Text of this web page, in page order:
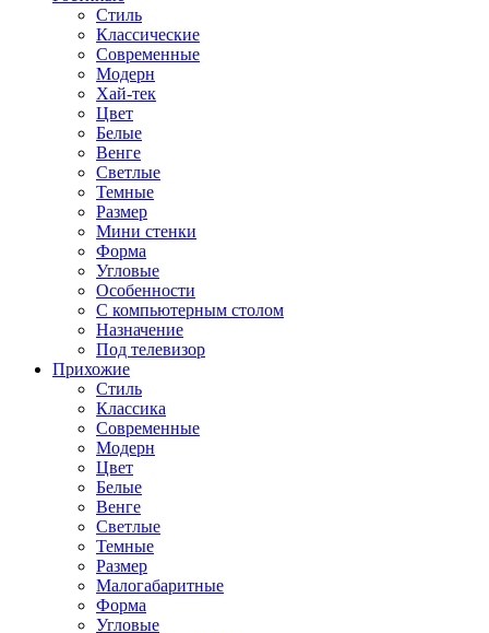
Стиль
Классические
Современные
Модерн
Хай-тек
Цвет
Белые
Венге
Светлые
Темные
Размер
Мини стенки
Форма
Угловые
Особенности
С компьютерным столом
Назначение
Под телевизор
Прихожие
Стиль
Классика
Современные
Модерн
Цвет
Белые
Венге
Светлые
Темные
Размер
Малогабаритные
Форма
Угловые